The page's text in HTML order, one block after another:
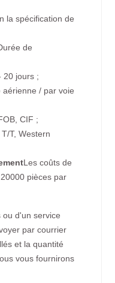
la spécification de
de
20 jours ;
aérienne / par voie
CIF ;
T/T, Western
Les coûts de
pièces par
ou d'un service
par courrier
et la quantité
vous fournirons